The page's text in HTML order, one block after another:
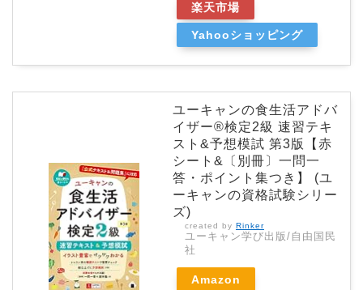
楽天市場
Yahooショッピング
ユーキャンの食生活アドバ
イザー®検定2級 速習テキ
スト&予想模試 第3版【赤
シート&〔別冊〕一問一
答・ポイント集つき】 (ユ
ーキャンの資格試験シリー
ズ)
created by Rinker
ユーキャン学び出版/自由国民
社
Amazon